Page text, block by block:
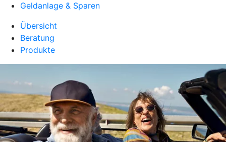
Geldanlage & Sparen
Übersicht
Beratung
Produkte